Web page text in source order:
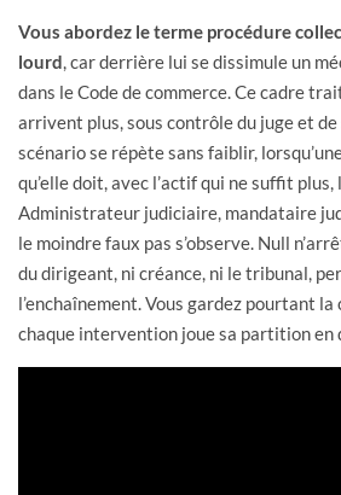
Vous abordez le terme procédure
lourd, car derrière lui se dissimule un
dans le Code de commerce. Ce cadre
arrivent plus, sous contrôle du juge et
scénario se répète sans faiblir,
qu’elle doit, avec l’actif qui ne suffit
Administrateur judiciaire, mandataire
le moindre faux pas s’observe. Null
du dirigeant, ni créance, ni le tribunal,
l’enchaînement. Vous gardez pourtant la
chaque intervention joue sa partition en